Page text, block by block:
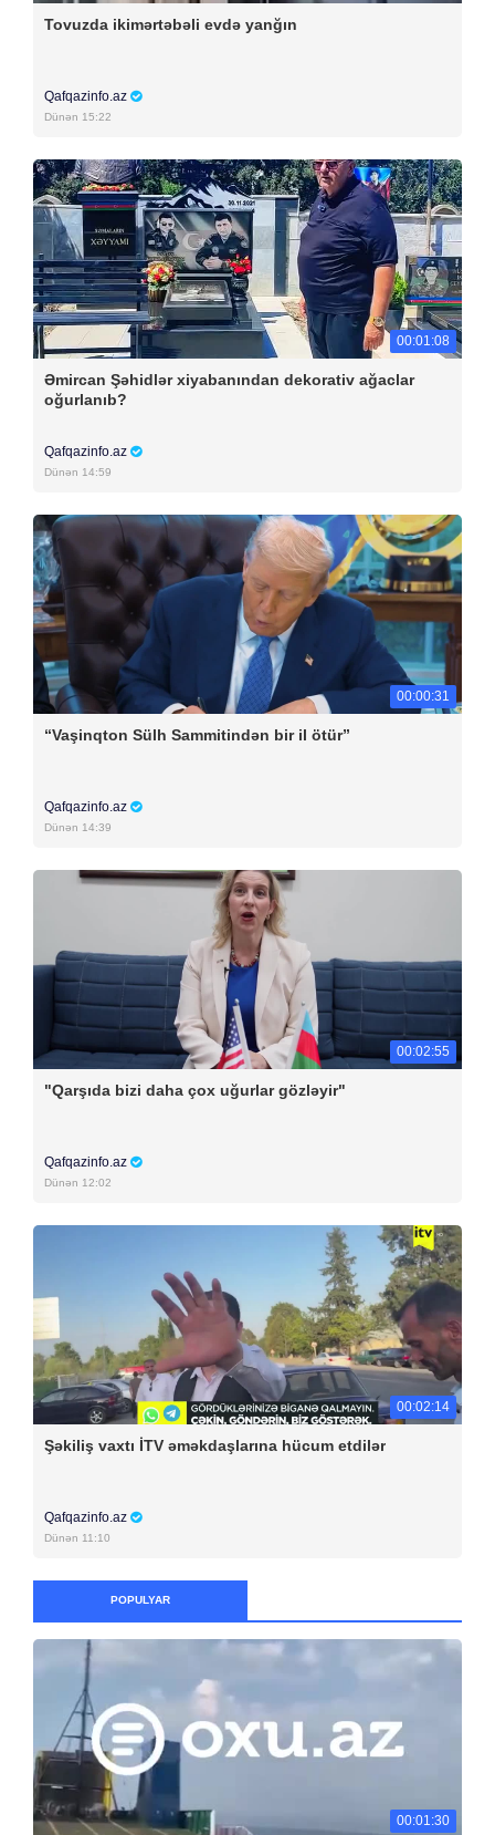
Tovuzda ikimərtəbəli evdə yanğın
Qafqazinfo.az
Dünən 15:22
00:01:08
Əmircan Şəhidlər xiyabanından dekorativ ağaclar
oğurlanıb?
Qafqazinfo.az
Dünən 14:59
00:00:31
“Vaşinqton Sülh Sammitindən bir il ötür”
Qafqazinfo.az
Dünən 14:39
00:02:55
"Qarşıda bizi daha çox uğurlar gözləyir"
Qafqazinfo.az
Dünən 12:02
00:02:14
Şəkiliş vaxtı İTV əməkdaşlarına hücum etdilər
Qafqazinfo.az
Dünən 11:10
POPULYAR
00:01:30